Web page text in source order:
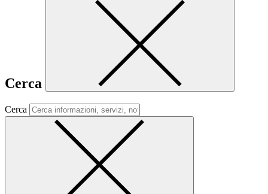
Cerca
Cerca